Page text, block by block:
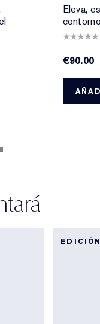
Eleva,
€90.00